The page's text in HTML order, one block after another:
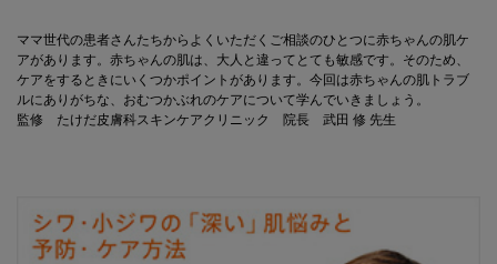
ママ世代の患者さんたちからよくいただくご相談のひとつに赤ちゃんの肌ケ
アがあります。赤ちゃんの肌は、大人と違ってとても敏感です。そのため、
ケアをするときにいくつかポイントがあります。今回は赤ちゃんの肌トラブ
ルにありがちな、おむつかぶれのケアについて学んでいきましょう。
監修 たけだ皮膚科スキンケアクリニック 院長 武田 修 先生